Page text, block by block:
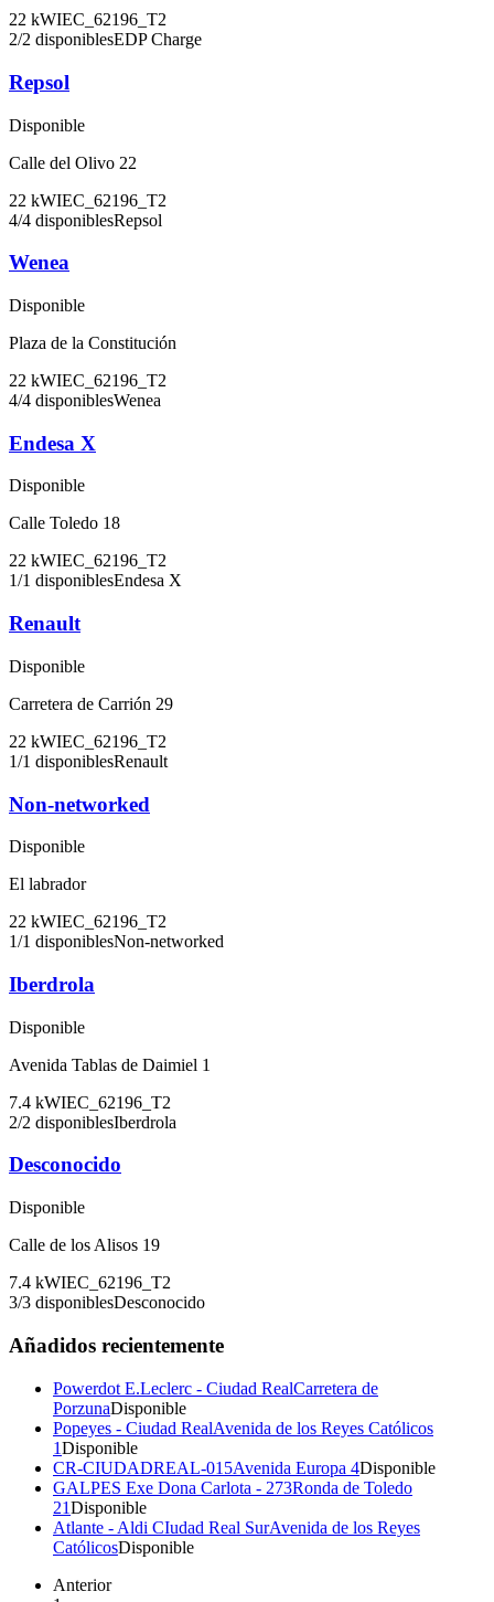
22 kWIEC_62196_T2
2/2 disponiblesEDP Charge
Repsol
Disponible
Calle del Olivo 22
22 kWIEC_62196_T2
4/4 disponiblesRepsol
Wenea
Disponible
Plaza de la Constitución
22 kWIEC_62196_T2
4/4 disponiblesWenea
Endesa X
Disponible
Calle Toledo 18
22 kWIEC_62196_T2
1/1 disponiblesEndesa X
Renault
Disponible
Carretera de Carrión 29
22 kWIEC_62196_T2
1/1 disponiblesRenault
Non-networked
Disponible
El labrador
22 kWIEC_62196_T2
1/1 disponiblesNon-networked
Iberdrola
Disponible
Avenida Tablas de Daimiel 1
7.4 kWIEC_62196_T2
2/2 disponiblesIberdrola
Desconocido
Disponible
Calle de los Alisos 19
7.4 kWIEC_62196_T2
3/3 disponiblesDesconocido
Añadidos recientemente
Powerdot E.Leclerc - Ciudad RealCarretera de
PorzunaDisponible
Popeyes - Ciudad RealAvenida de los Reyes Católicos
1Disponible
CR-CIUDADREAL-015Avenida Europa 4Disponible
GALPES Exe Dona Carlota - 273Ronda de Toledo
21Disponible
Atlante - Aldi CIudad Real SurAvenida de los Reyes
CatólicosDisponible
Anterior